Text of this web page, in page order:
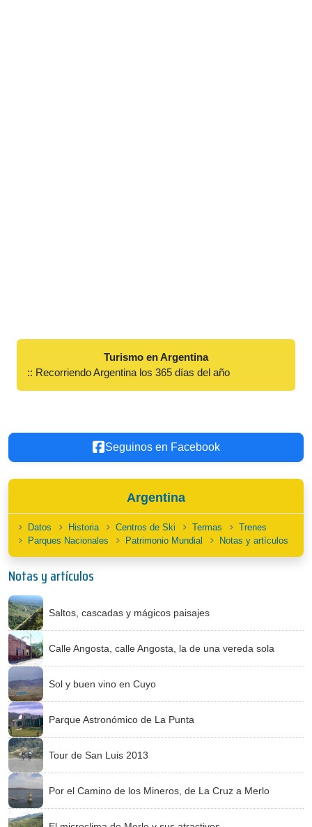
Turismo en Argentina
:: Recorriendo Argentina los 365 días del año
Seguinos en Facebook
Argentina
Datos Historia Centros de Ski Termas
Trenes
Parques Nacionales
Patrimonio Mundial Notas y artículos
Notas y artículos
Saltos, cascadas y mágicos paisajes
Calle Angosta, calle Angosta, la de una vereda sola
Sol y buen vino en Cuyo
Parque Astronómico de La Punta
Tour de San Luis 2013
Por el Camino de los Mineros, de La Cruz a Merlo